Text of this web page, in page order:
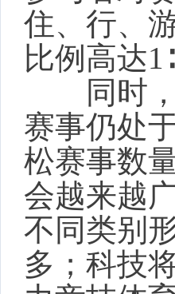
住、行、
比例高达
同时，
赛事仍处
松赛事数
会越来越
不同类别
多；科技